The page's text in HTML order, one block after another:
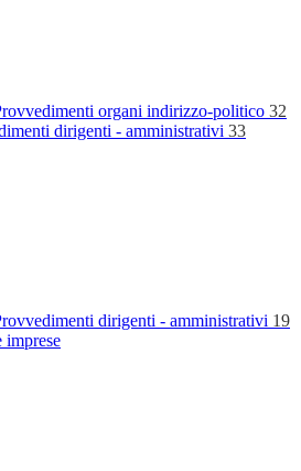
organi indirizzo-politico 32
dirigenti - amministrativi 33
dirigenti - amministrativi 19